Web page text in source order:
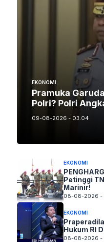
EKONOMI
Pramuka
Polri? Polri
09-08-2026 - 03.04
EKONOMI
Petinggi
Marinir!
08-08-2026 -
EKONOMI
Hukum RI
08-08-2026 -